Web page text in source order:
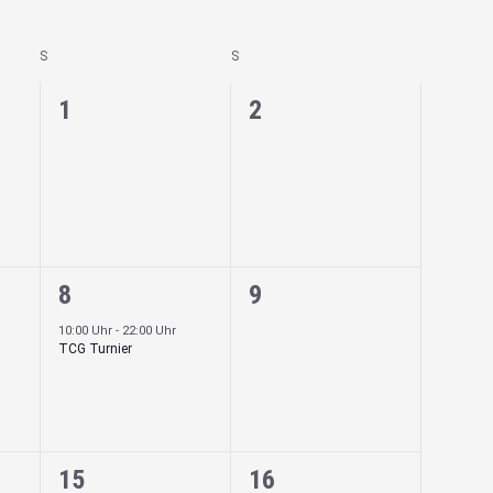
S S
0
1
0
2
1
Veranstaltung,
8
10:00 Uhr - 22:00 Uhr
TCG Turnier
0
9
0
15
0
16